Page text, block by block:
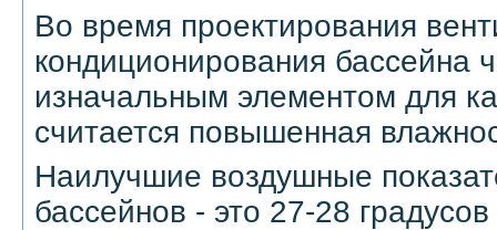
Во время проектирования
кондиционирования бассейна
изначальным элементом для
считается повышенная
Наилучшие воздушные
бассейнов - это 27-28